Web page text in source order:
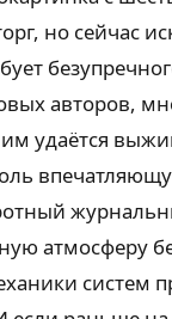
но сейчас
авторов,
удаётся
атмосферу
систем